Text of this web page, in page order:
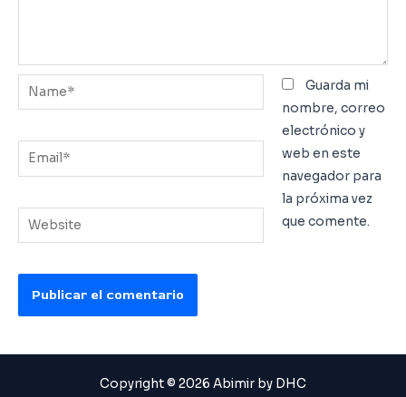
Name*
Email*
Website
Guarda mi
nombre, correo
electrónico y
web en este
navegador para
la próxima vez
que comente.
Copyright © 2026 Abimir by DHC